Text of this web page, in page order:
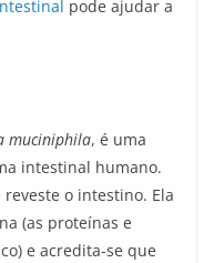
pode ajudar a
muciniphila, é uma
intestinal humano.
o intestino. Ela
(as proteínas e
e acredita-se que